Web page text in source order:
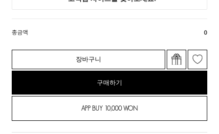
총금액 0
장바구니
구매하기